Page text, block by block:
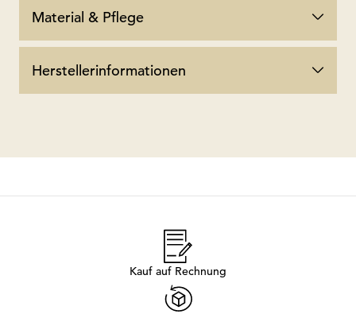
Material & Pflege
Herstellerinformationen
Kauf auf Rechnung